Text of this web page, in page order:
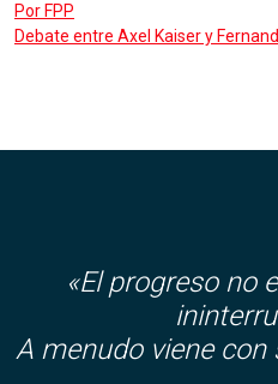
Por FPP
Debate entre Axel Kaiser y
«El progreso no
A menudo viene